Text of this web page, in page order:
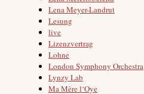
Lena Meyer-Landrut
Lesung
live
Lizenzvertrag
Lohne
London Symphony Orchestra
Lynzy Lab
Ma Mère l‘Oye